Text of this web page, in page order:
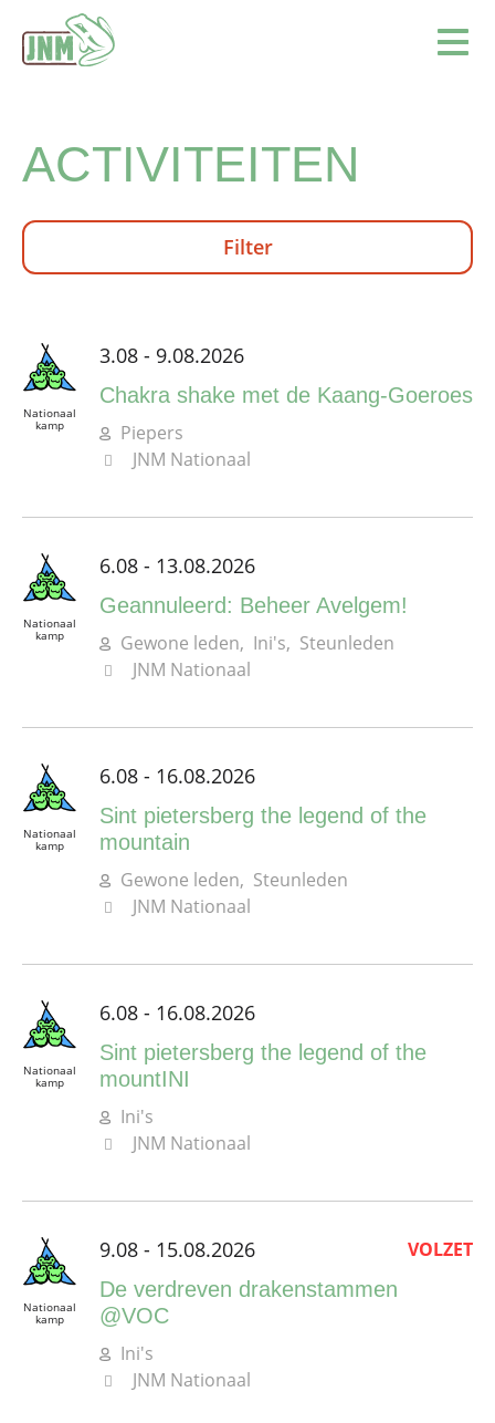
ACTIVITEITEN
Filter
Nationaal
kamp
3.08 - 9.08.2026
Chakra shake met de Kaang-Goeroes
Piepers
JNM Nationaal
Nationaal
kamp
6.08 - 13.08.2026
Geannuleerd: Beheer Avelgem!
Gewone leden, Ini's, Steunleden
JNM Nationaal
Nationaal
kamp
6.08 - 16.08.2026
Sint pietersberg the legend of the
mountain
Gewone leden, Steunleden
JNM Nationaal
Nationaal
kamp
6.08 - 16.08.2026
Sint pietersberg the legend of the
mountINI
Ini's
JNM Nationaal
Nationaal
kamp
9.08 - 15.08.2026
VOLZET
De verdreven drakenstammen
@VOC
Ini's
JNM Nationaal